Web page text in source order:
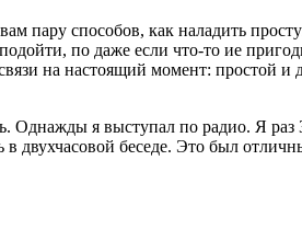
пару способов, как наладить
по даже если что-то ие
на настоящий момент: простой и
Однажды я выступал по радио. Я
беседе. Это был